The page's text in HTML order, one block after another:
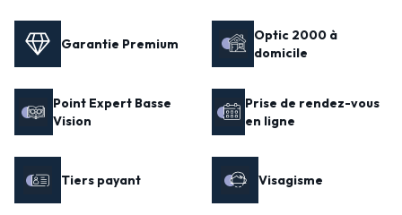
Garantie Premium
Optic 2000 à
domicile
Point Expert Basse
Vision
Prise de rendez-vous
en ligne
Tiers payant Visagisme